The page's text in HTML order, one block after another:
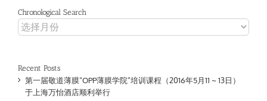
Chronological Search
Chronological
Search
Recent Posts
第一届敬道薄膜“OPP薄膜学院”培训课程（2016年5月11 ~ 13日）
于上海万怡酒店顺利举行